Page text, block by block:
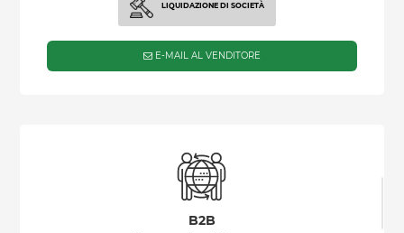
LIQUIDAZIONE DI SOCIETÀ
E-MAIL AL VENDITORE
B2B